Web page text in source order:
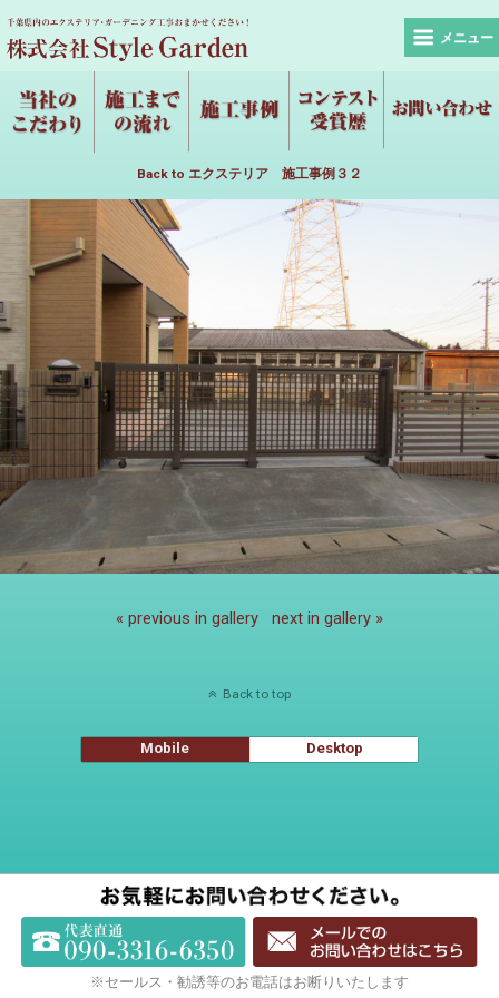
メニュー
Back to エクステリア 施工事例３２
« previous in gallery next in gallery »
Back to top
Mobile Desktop
※セールス・勧誘等のお電話はお断りいたします